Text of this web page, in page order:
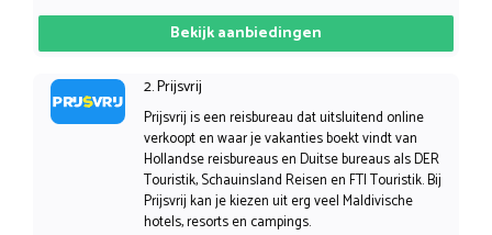
Bekijk aanbiedingen
2. Prijsvrij
Prijsvrij is een reisbureau dat uitsluitend online
verkoopt en waar je vakanties boekt vindt van
Hollandse reisbureaus en Duitse bureaus als DER
Touristik, Schauinsland Reisen en FTI Touristik. Bij
Prijsvrij kan je kiezen uit erg veel Maldivische
hotels, resorts en campings.